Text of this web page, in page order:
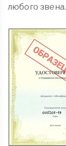
любого звена.